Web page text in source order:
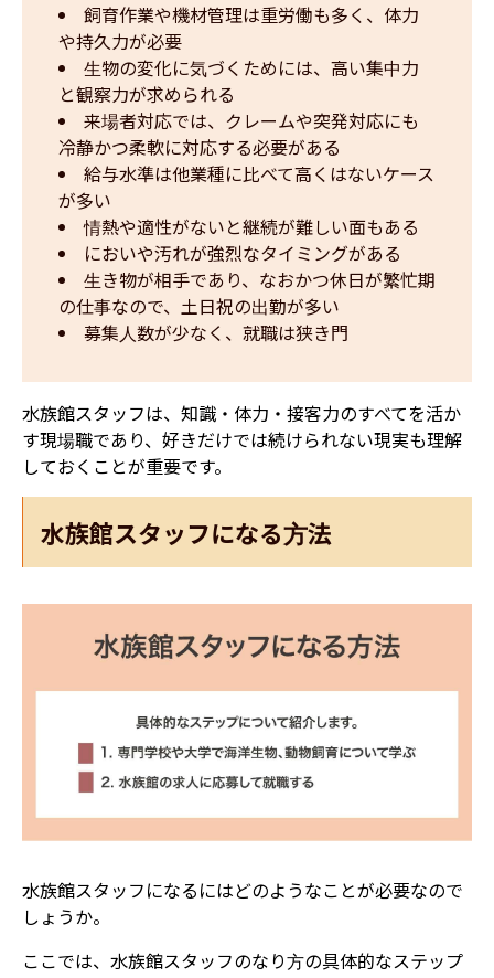
飼育作業や機材管理は重労働も多く、体力
や持久力が必要
生物の変化に気づくためには、高い集中力
と観察力が求められる
来場者対応では、クレームや突発対応にも
冷静かつ柔軟に対応する必要がある
給与水準は他業種に比べて高くはないケース
が多い
情熱や適性がないと継続が難しい面もある
においや汚れが強烈なタイミングがある
生き物が相手であり、なおかつ休日が繁忙期
の仕事なので、土日祝の出勤が多い
募集人数が少なく、就職は狭き門
水族館スタッフは、知識・体力・接客力のすべてを活か
す現場職であり、好きだけでは続けられない現実も理解
しておくことが重要です。
水族館スタッフになる方法
水族館スタッフになるにはどのようなことが必要なので
しょうか。
ここでは、水族館スタッフのなり方の具体的なステップ